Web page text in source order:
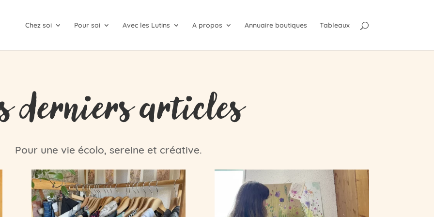
Chez soi Pour soi Avec les Lutins A propos Annuaire boutiques Tableaux
derniers articles
Pour une vie écolo, sereine et créative.